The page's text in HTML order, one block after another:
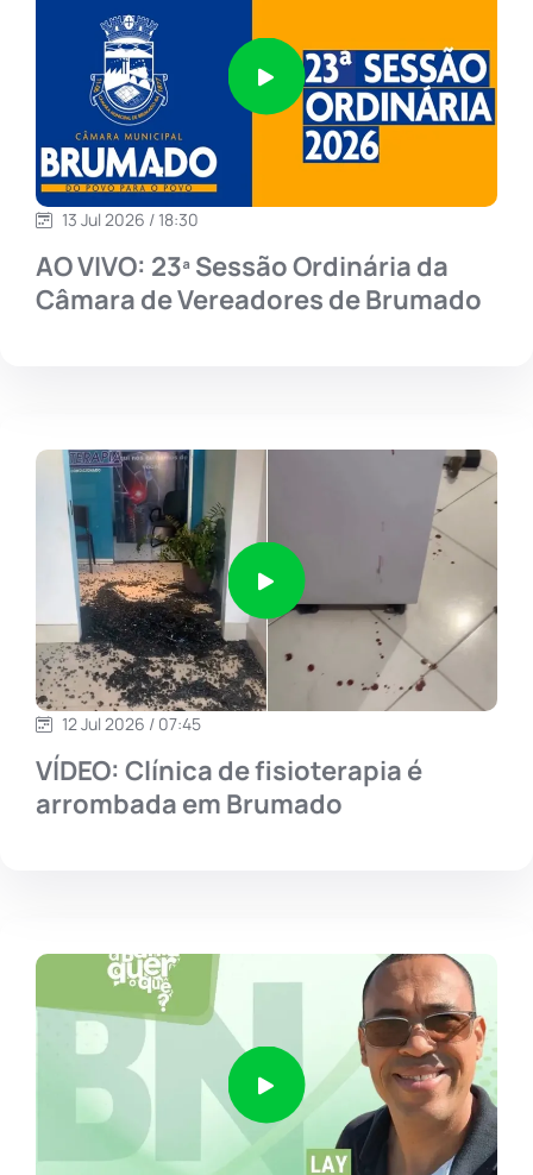
13 Jul 2026 / 18:30
AO VIVO: 23ª Sessão Ordinária da
Câmara de Vereadores de Brumado
12 Jul 2026 / 07:45
VÍDEO: Clínica de fisioterapia é
arrombada em Brumado